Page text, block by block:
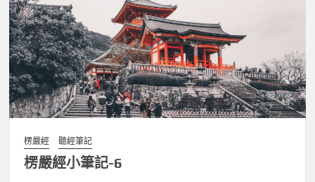
楞嚴經 聽經筆記
楞嚴經小筆記-6